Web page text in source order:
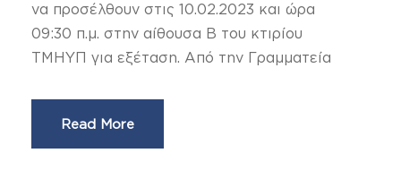
να προσέλθουν στις 10.02.2023 και ώρα
09:30 π.μ. στην αίθουσα Β του κτιρίου
ΤΜΗΥΠ για εξέταση. Από την Γραμματεία
Read More